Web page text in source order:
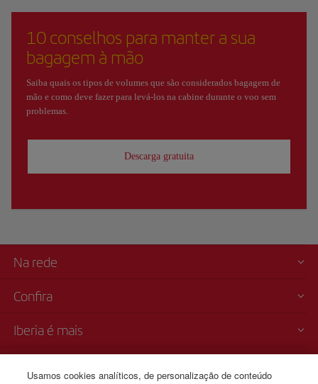
10 conselhos para manter a sua
bagagem à mão
Saiba quais os tipos de volumes que são considerados bagagem de
mão e como deve fazer para levá-los na cabine durante o voo sem
problemas.
Descarga gratuita
Na rede
Confira
Iberia é mais
Usamos cookies analíticos, de personalização de conteúdo